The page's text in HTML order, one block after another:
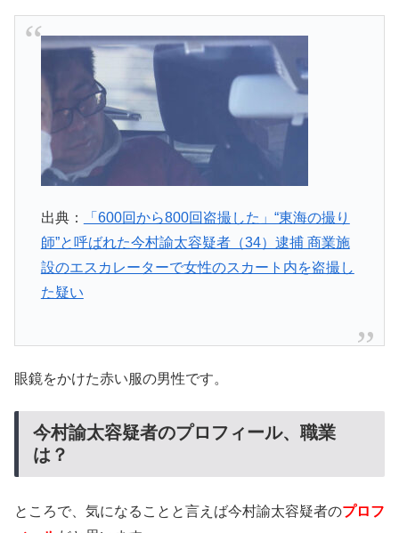
出典：
「600回から800回盗撮した」“東海の撮り
師”と呼ばれた今村諭太容疑者（34）逮捕 商業施
設のエスカレーターで女性のスカート内を盗撮し
た疑い
眼鏡をかけた赤い服の男性です。
今村諭太容疑者のプロフィール、職業
は？
ところで、気になることと言えば今村諭太容疑者のプロフ